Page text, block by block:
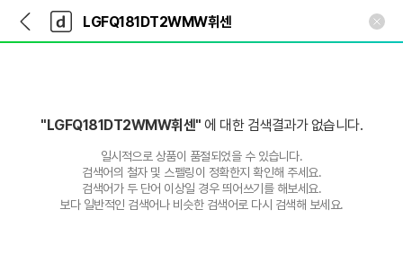
다
나
와
가
다
와
"LGFQ181DT2WMW휘센" 에 대한 검색결과가 없습니다.
일시적으로 상품이 품절되었을 수 있습니다.
검색어의 철자 및 스펠링이 정확한지 확인해 주세요.
검색어가 두 단어 이상일 경우 띄어쓰기를 해보세요.
보다 일반적인 검색어나 비슷한 검색어로 다시 검색해 보세요.